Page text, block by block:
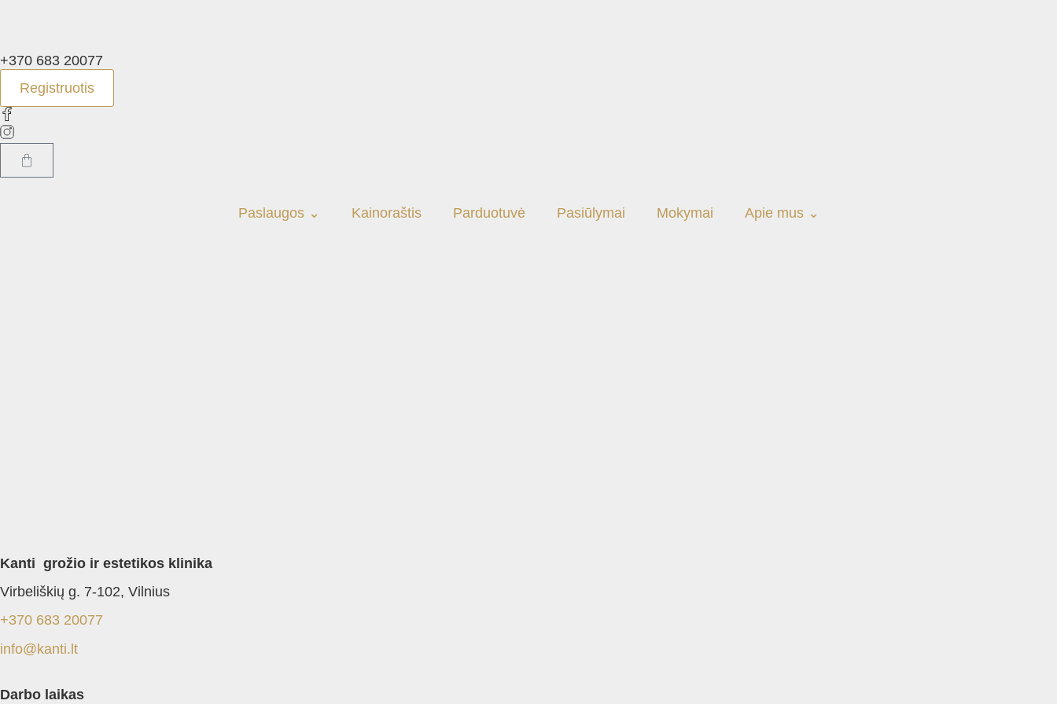
+370 683 20077
Registruotis
Paslaugos ⌄ Kainoraštis Parduotuvė Pasiūlymai Mokymai Apie mus ⌄
Kanti grožio ir estetikos klinika
Virbeliškių g. 7-102, Vilnius
+370 683 20077
info@kanti.lt
Darbo laikas